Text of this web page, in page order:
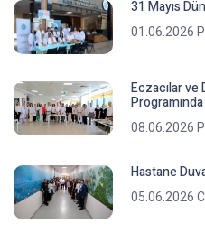
31 Mayıs
01.06.2026
Eczacılar ve
08.06.2026
Hastane
05.06.2026